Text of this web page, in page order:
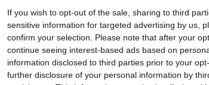
If you wish to opt-out of the sale, sharing to third
sensitive information for targeted advertising by us,
confirm your selection. Please note that after your
continue seeing interest-based ads based on
information disclosed to third parties prior to your
further disclosure of your personal information by
Suomessa käytetty yritysmuoto.